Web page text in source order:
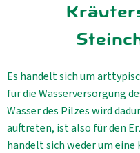
Es handelt sich um
für die Wasserversorgung
Wasser des Pilzes wird
auftreten, ist also für den
handelt sich weder um